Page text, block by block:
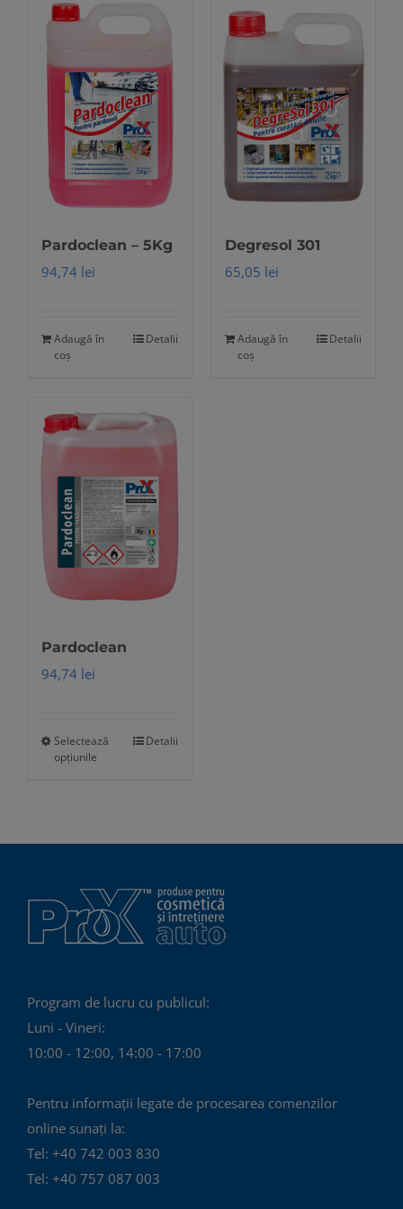
Pardoclean – 5Kg
94,74 lei
Adaugă în
coș
Detalii
Degresol 301
65,05 lei
Adaugă în
coș
Detalii
Pardoclean
94,74 lei
Selectează
opțiunile
Acest
multe
Opțiunile
pot
fi
în
produsului.
Detalii
Program de lucru cu publicul:
Luni - Vineri:
10:00 - 12:00, 14:00 - 17:00
Pentru informații legate de procesarea comenzilor
online sunați la:
Tel: +40 742 003 830
Tel: +40 757 087 003